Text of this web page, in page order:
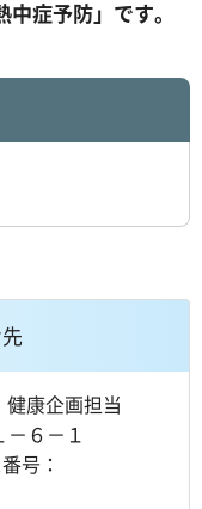
症予防」です。
健康企画担当
６－１
号：